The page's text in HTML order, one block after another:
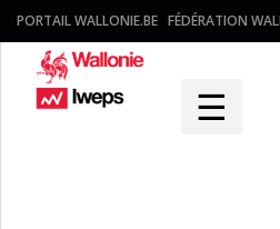
PORTAIL WALLONIE.BE FÉDÉRATION
☰